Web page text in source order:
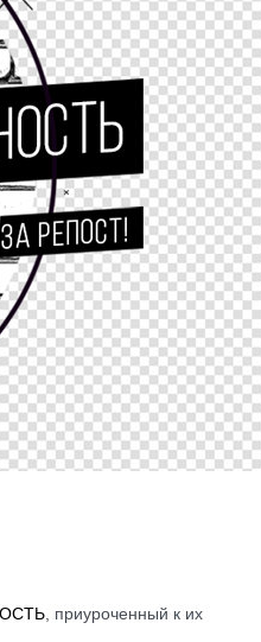
, приуроченный к их